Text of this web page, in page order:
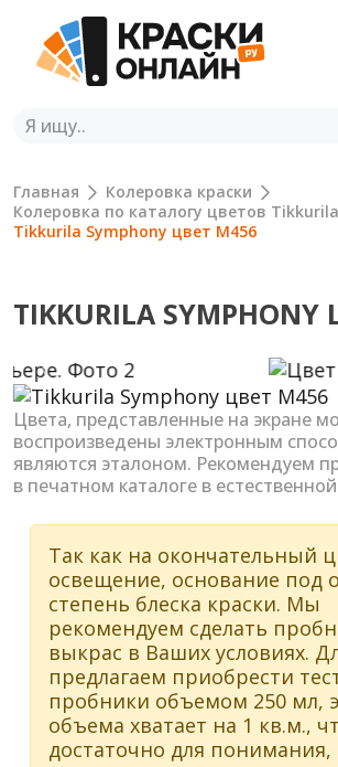
Главная
Колеровка краски
Колеровка по каталогу цветов
Tikkurila Symphony цвет M456
TIKKURILA
Previous
Цвета, представленные на экране
воспроизведены электронным
являются эталоном. Рекомендуем
в печатном каталоге в
Так как на окончательный
освещение, основание под
степень блеска краски. Мы
рекомендуем сделать
выкрас в Ваших условиях.
предлагаем приобрести
пробники объемом 250 мл,
объема хватает на 1 кв.м.,
достаточно для понимания,